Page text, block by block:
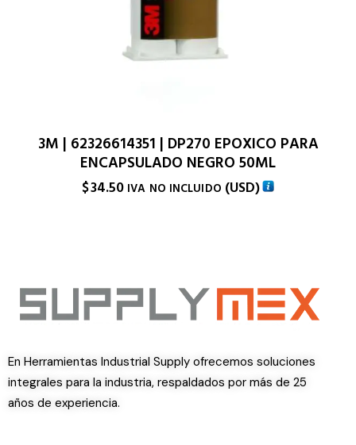
3M | 62326614351 | DP270 EPOXICO PARA
ENCAPSULADO NEGRO 50ML
$34.50 IVA NO INCLUIDO (USD)
En Herramientas Industrial Supply ofrecemos soluciones
integrales para la industria, respaldados por más de 25
años de experiencia.